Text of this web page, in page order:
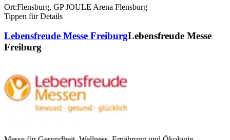
Ort:Flensburg, GP JOULE Arena Flensburg
Tippen für Details
Lebensfreude Messe FreiburgLebensfreude Messe
Freiburg